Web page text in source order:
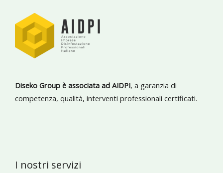
Diseko Group è associata ad AIDPI, a garanzia di
competenza, qualità, interventi professionali certificati.
I nostri servizi